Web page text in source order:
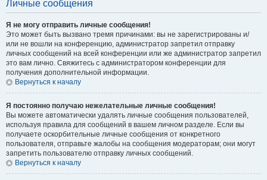
Личные сообщения
Я не могу отправить личные сообщения!
Это может быть вызвано тремя причинами: вы не зарегистрированы и/
или не вошли на конференцию, администратор запретил отправку
личных сообщений на всей конференции или же администратор запретил
это вам лично. Свяжитесь с администратором конференции для
получения дополнительной информации.
Вернуться к началу
Я постоянно получаю нежелательные личные сообщения!
Вы можете автоматически удалять личные сообщения пользователей,
используя правила для сообщений в вашем личном разделе. Если вы
получаете оскорбительные личные сообщения от конкретного
пользователя, отправьте жалобы на сообщения модераторам; они могут
запретить пользователю отправку личных сообщений.
Вернуться к началу